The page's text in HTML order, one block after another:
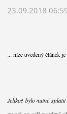
23.09.2018
... níže uvedený článek
Jelikož bylo nutné